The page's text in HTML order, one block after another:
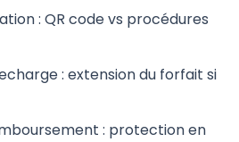
: QR code vs procédures
: extension du forfait si
: protection en